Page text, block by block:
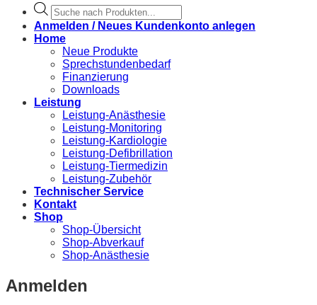
Products
search
Anmelden / Neues Kundenkonto anlegen
Home
Neue Produkte
Sprechstundenbedarf
Finanzierung
Downloads
Leistung
Leistung-Anästhesie
Leistung-Monitoring
Leistung-Kardiologie
Leistung-Defibrillation
Leistung-Tiermedizin
Leistung-Zubehör
Technischer Service
Kontakt
Shop
Shop-Übersicht
Shop-Abverkauf
Shop-Anästhesie
Anmelden